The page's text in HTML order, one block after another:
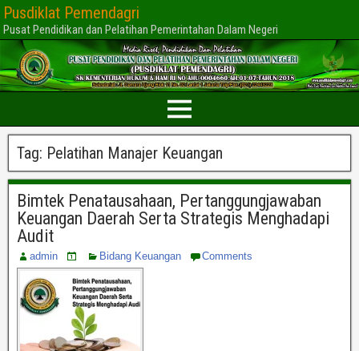
Pusdiklat Pemendagri
Pusat Pendidikan dan Pelatihan Pemerintahan Dalam Negeri
Tag: Pelatihan Manajer Keuangan
Bimtek Penatausahaan, Pertanggungjawaban
Keuangan Daerah Serta Strategis Menghadapi
Audit
admin Bidang Keuangan Comments